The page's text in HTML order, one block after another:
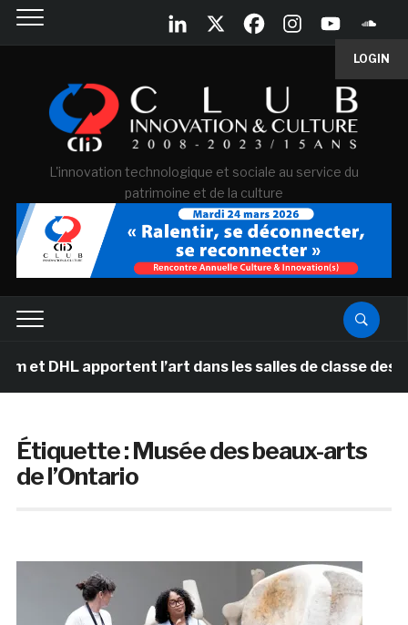
LOGIN
L'innovation technologique et sociale au service du
patrimoine et de la culture
DHL apportent l’art dans les salles de classe des
Étiquette :Musée des beaux-arts
de l’Ontario